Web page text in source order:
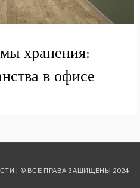
хранения:
в офисе
| © ВСЕ ПРАВА ЗАЩИЩЕНЫ 2024